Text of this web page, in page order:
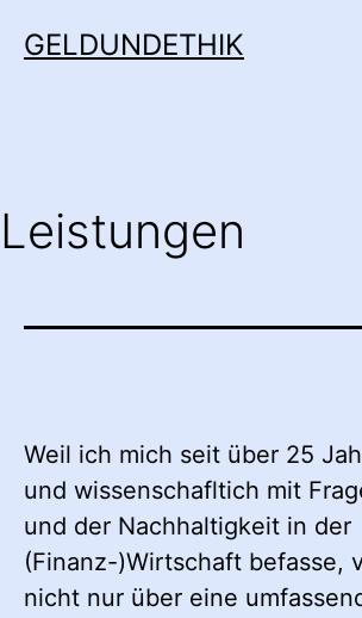
GELDUNDETHIK
Leistungen
Weil ich mich seit über 25
und wissenschafltich mit
und der Nachhaltigkeit in der
(Finanz-)Wirtschaft befasse,
nicht nur über eine